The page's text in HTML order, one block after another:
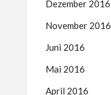
Dezember 2016
November 2016
Juni 2016
Mai 2016
April 2016